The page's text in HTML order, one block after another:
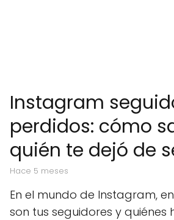
Instagram
perdidos: cómo
quién te dejó de
hace 5 meses
En el mundo de Instagram,
son tus seguidores y quiénes